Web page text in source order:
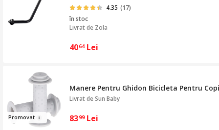
4.35 (17)
în stoc
Livrat de Zola
4064 Lei
Promovat
Manere Pentru Ghidon Bicicleta Pentru
Livrat deSun Baby
8399 Lei